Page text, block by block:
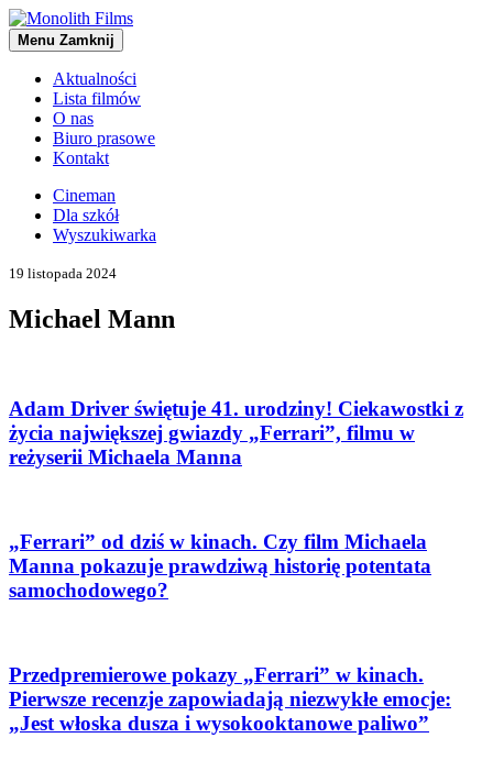
Menu Zamknij
Aktualności
Lista filmów
O nas
Biuro prasowe
Kontakt
Cineman
Dla szkół
Wyszukiwarka
19 listopada 2024
Michael Mann
Adam Driver świętuje 41. urodziny! Ciekawostki z
życia największej gwiazdy „Ferrari”, filmu w
reżyserii Michaela Manna
„Ferrari” od dziś w kinach. Czy film Michaela
Manna pokazuje prawdziwą historię potentata
samochodowego?
Przedpremierowe pokazy „Ferrari” w kinach.
Pierwsze recenzje zapowiadają niezwykłe emocje:
„Jest włoska dusza i wysokooktanowe paliwo”